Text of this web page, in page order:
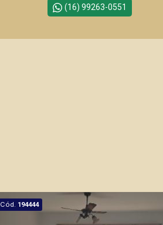
(16) 99263-0551
Corretor(a) Online
Cód. 194444